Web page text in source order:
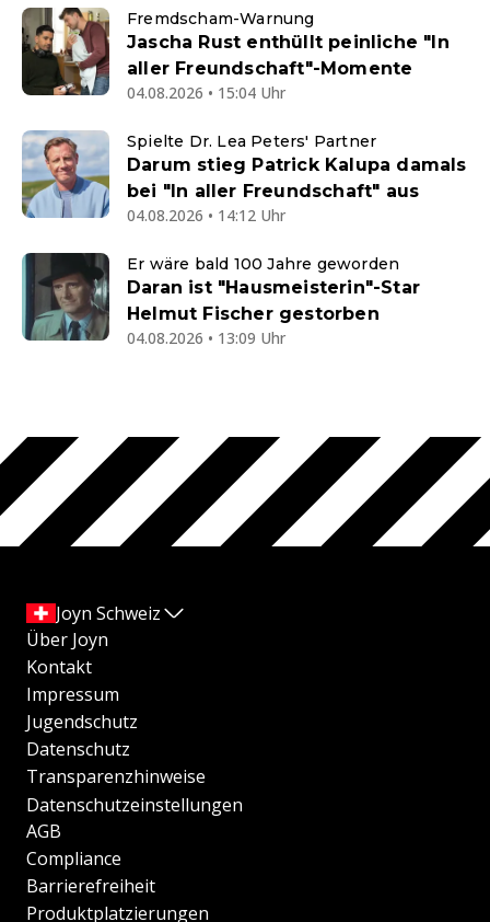
Fremdscham-Warnung
Jascha Rust enthüllt peinliche "In
aller Freundschaft"-Momente
04.08.2026 • 15:04 Uhr
Spielte Dr. Lea Peters' Partner
Darum stieg Patrick Kalupa damals
bei "In aller Freundschaft" aus
04.08.2026 • 14:12 Uhr
Er wäre bald 100 Jahre geworden
Daran ist "Hausmeisterin"-Star
Helmut Fischer gestorben
04.08.2026 • 13:09 Uhr
Joyn Schweiz
Über Joyn
Kontakt
Impressum
Jugendschutz
Datenschutz
Transparenzhinweise
Datenschutzeinstellungen
AGB
Compliance
Barrierefreiheit
Produktplatzierungen